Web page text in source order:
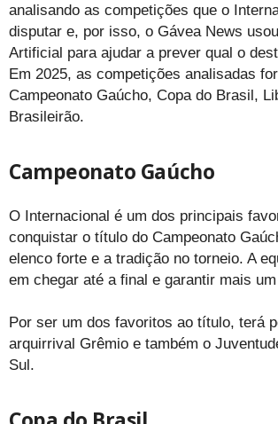
analisando as competições que o
disputar e, por isso, o Gávea News
Artificial para ajudar a prever qual o
Em 2025, as competições analisadas
Campeonato Gaúcho, Copa do Brasil,
Brasileirão.
Campeonato Gaúcho
O Internacional é um dos principais
conquistar o título do Campeonato
elenco forte e a tradição no torneio. A
em chegar até a final e garantir mais
Por ser um dos favoritos ao título, terá
arquirrival Grêmio e também o
Sul.